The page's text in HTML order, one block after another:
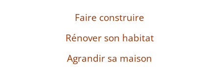
Faire construire
Rénover son habitat
Agrandir sa maison